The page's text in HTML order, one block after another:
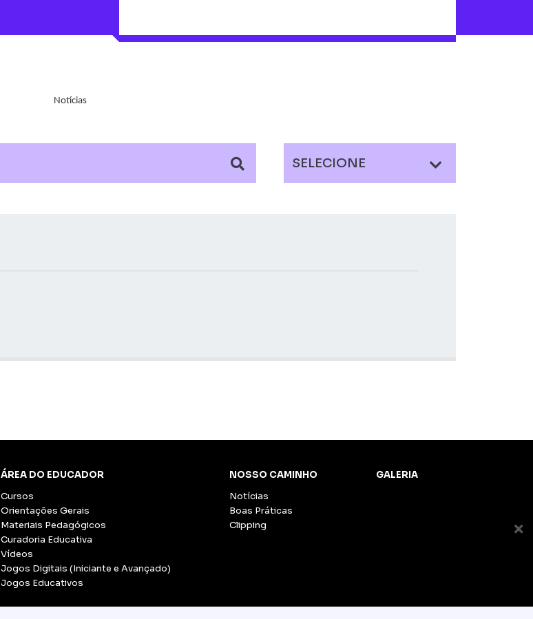
Notícias
SELECIONE
ÁREA DO EDUCADOR
Cursos
Orientações Gerais
Materiais Pedagógicos
Curadoria Educativa
Vídeos
Jogos Digitais (Iniciante e Avançado)
Jogos Educativos
NOSSO CAMINHO
Notícias
Boas Práticas
Clipping
GALERIA